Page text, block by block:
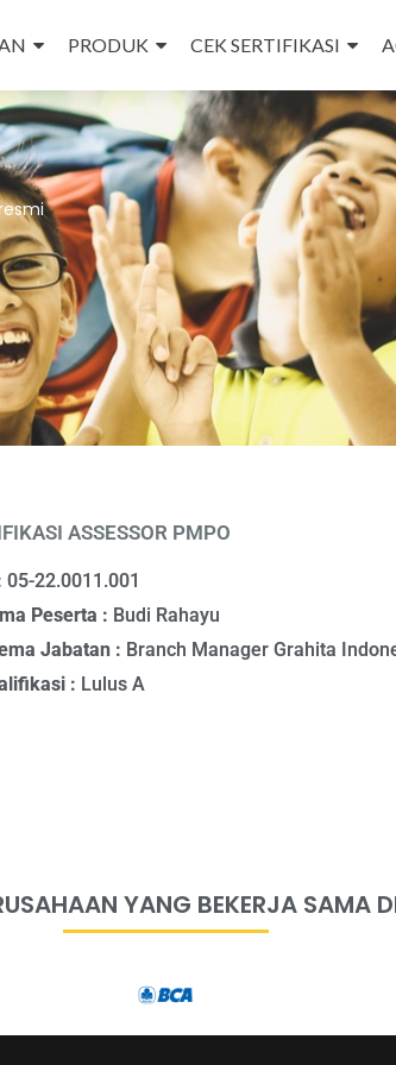
PRODUK CEK SERTIFIKASI
ASSESSOR PMPO
05-22.0011.001
Peserta : Budi Rahayu
Jabatan : Branch Manager Grahita
: Lulus A
YANG BEKERJA SAMA